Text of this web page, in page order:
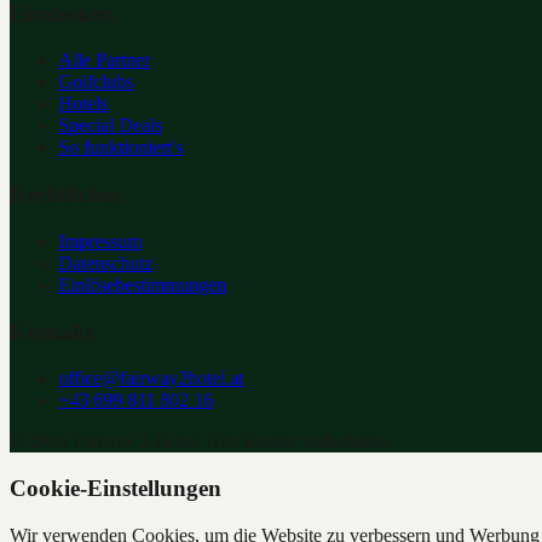
Alle Partner
Golfclubs
Hotels
Special Deals
So funktioniert's
Impressum
Datenschutz
Einlösebestimmungen
office@fairway2hotel.at
+43 699 811 802 16
Cookie-Einstellungen
Wir verwenden Cookies, um die Website zu verbessern und